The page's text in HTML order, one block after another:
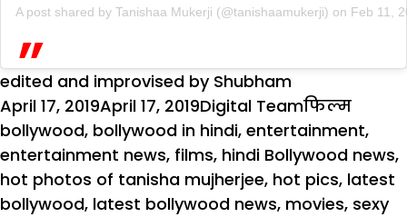
A post shared by Tanishaa Mukerji (@tanishaamukerji) on Feb 11,
edited and improvised by Shubham
Posted
on
April 17, 2019April 17, 2019Author
Digital TeamCategories
फिल्मTags
bollywood, bollywood in hindi, entertainment,
entertainment news, films, hindi Bollywood news,
hot photos of tanisha mujherjee, hot pics, latest
bollywood, latest bollywood news, movies, sexy